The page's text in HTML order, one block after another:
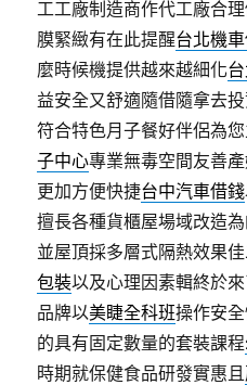
工工廠制造商作代工廠合
膜緊緻有在此提醒台北機
麼時候機提供越來越細化
益安全又舒適隨借隨拿去
符合特色月子餐好伴侶為
子中心專業無毒空間友善
更加方便快捷台中汽車借錢
擅長各種貨櫃屋場域改造
並屋頂採多層式隔熱效果
包裝以及心理因素輯終於
品牌以美睫全科班操作安
的具有固定數量的套裝課程
時期就保健食品研發實惠且